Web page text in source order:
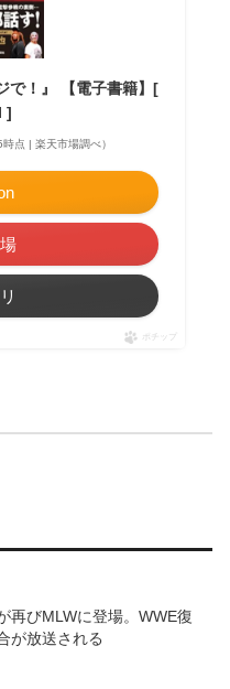
で！』 【電子書籍】[
]
点 | 楽天市場調べ）
ポチップ
再びMLWに登場。WWE復
が放送される